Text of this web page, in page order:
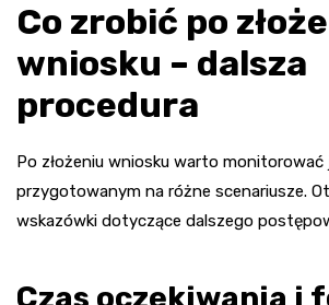
Co zrobić po
wniosku – dalsza
procedura
Po złożeniu wniosku warto
przygotowanym na różne scenariusze.
wskazówki dotyczące dalszego